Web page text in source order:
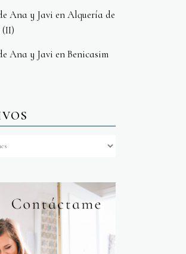
Ana y Javi en Alquería de
(II)
Ana y Javi en Benicasim